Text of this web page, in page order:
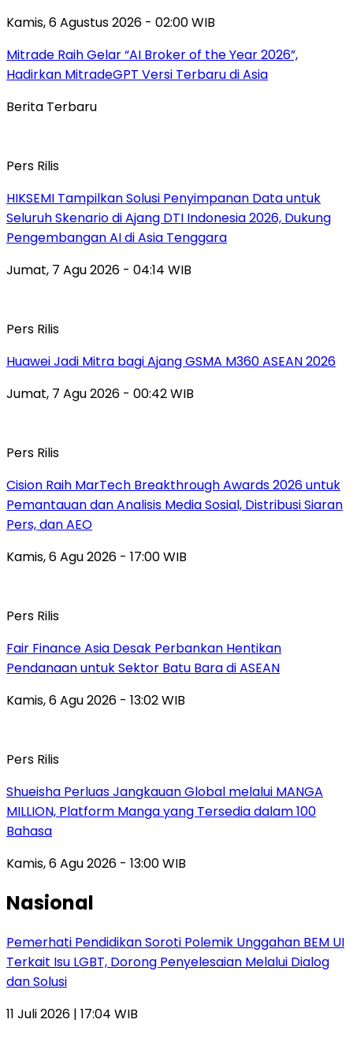
Kamis, 6 Agustus 2026 - 02:00 WIB
Mitrade Raih Gelar “AI Broker of the Year 2026”,
Hadirkan MitradeGPT Versi Terbaru di Asia
Berita Terbaru
Pers Rilis
HIKSEMI Tampilkan Solusi Penyimpanan Data untuk
Seluruh Skenario di Ajang DTI Indonesia 2026, Dukung
Pengembangan AI di Asia Tenggara
Jumat, 7 Agu 2026 - 04:14 WIB
Pers Rilis
Huawei Jadi Mitra bagi Ajang GSMA M360 ASEAN 2026
Jumat, 7 Agu 2026 - 00:42 WIB
Pers Rilis
Cision Raih MarTech Breakthrough Awards 2026 untuk
Pemantauan dan Analisis Media Sosial, Distribusi Siaran
Pers, dan AEO
Kamis, 6 Agu 2026 - 17:00 WIB
Pers Rilis
Fair Finance Asia Desak Perbankan Hentikan
Pendanaan untuk Sektor Batu Bara di ASEAN
Kamis, 6 Agu 2026 - 13:02 WIB
Pers Rilis
Shueisha Perluas Jangkauan Global melalui MANGA
MILLION, Platform Manga yang Tersedia dalam 100
Bahasa
Kamis, 6 Agu 2026 - 13:00 WIB
Nasional
Pemerhati Pendidikan Soroti Polemik Unggahan BEM UI
Terkait Isu LGBT, Dorong Penyelesaian Melalui Dialog
dan Solusi
11 Juli 2026 | 17:04 WIB